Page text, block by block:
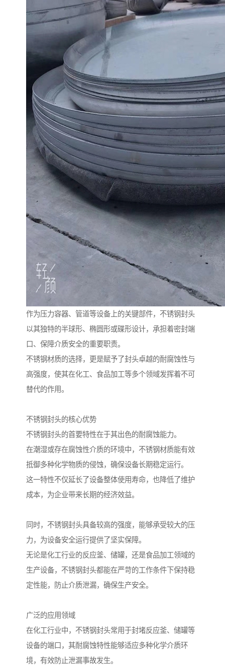
作为压力容器、管道等设备上的关键部件，不锈钢封头
以其独特的半球形、椭圆形或碟形设计，承担着密封端
口、保障介质安全的重要职责。
不锈钢材质的选择，更是赋予了封头卓越的耐腐蚀性与
高强度，使其在化工、食品加工等多个领域发挥着不可
替代的作用。
不锈钢封头的核心优势
不锈钢封头的首要特性在于其出色的耐腐蚀能力。
在潮湿或存在腐蚀性介质的环境中，不锈钢材质能有效
抵御多种化学物质的侵蚀，确保设备长期稳定运行。
这一特性不仅延长了设备整体使用寿命，也降低了维护
成本，为企业带来长期的经济效益。
同时，不锈钢封头具备较高的强度，能够承受较大的压
力，为设备安全运行提供了坚实保障。
无论是化工行业的反应釜、储罐，还是食品加工领域的
生产设备，不锈钢封头都能在严苛的工作条件下保持稳
定性能，防止介质泄漏，确保生产安全。
广泛的应用领域
在化工行业中，不锈钢封头常用于封堵反应釜、储罐等
设备的端口，其耐腐蚀特性能够适应多种化学介质环
境，有效防止泄漏事故发生。